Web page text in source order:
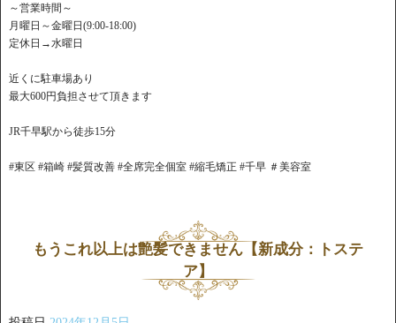
～営業時間～
月曜日～金曜日(9:00-18:00)
定休日→水曜日
近くに駐車場あり
最大600円負担させて頂きます
JR千早駅から徒歩15分
#東区 #箱崎 #髪質改善 #全席完全個室 #縮毛矯正 #千早 ＃美容室
もうこれ以上は艶髪できません【新成分：トステ
ア】